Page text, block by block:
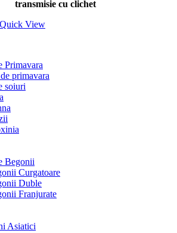
transmisie cu clichet
Quick View
Primavara
primavara
soiuri
Begonii
Curgatoare
Duble
Franjurate
Asiatici